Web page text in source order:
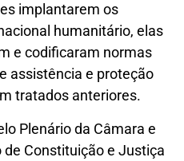
implantarem os
humanitário, elas
e codificaram normas
assistência e proteção
tratados anteriores.
Plenário da Câmara e
Constituição e Justiça